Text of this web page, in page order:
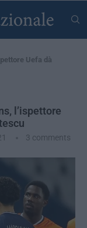
Uefa dà
l’ispettore
3 comments